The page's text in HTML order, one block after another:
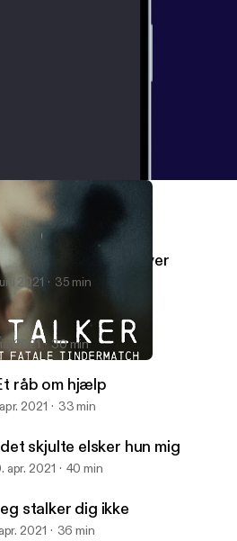
Tindermatch
Stalkeren som udøver
2021 35 min
lige mig?
2021 30 min
råb om hjælp
2021 33 min
skjulte elsker hun mig
apr. 2021 40 min
stalker dig ikke
2021 36 min